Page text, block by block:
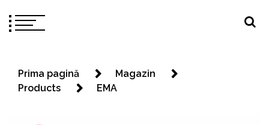
Prima pagină
Magazin
Products
EMA